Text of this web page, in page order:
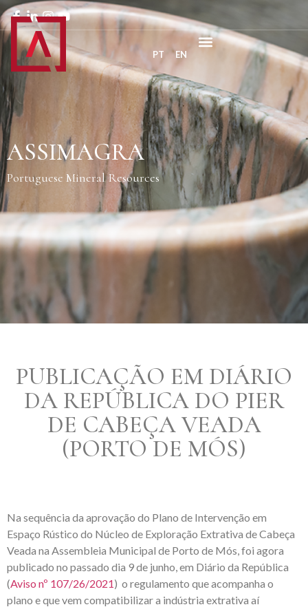
PT EN
ASSIMAGRA
Portuguese Mineral Resources
PUBLICAÇÃO EM DIÁRIO
DA REPÚBLICA DO PIER
DE CABEÇA VEADA
(PORTO DE MÓS)
Na sequência da aprovação do Plano de Intervenção em
Espaço Rústico do Núcleo de Exploração Extrativa de Cabeça
Veada na Assembleia Municipal de Porto de Mós, foi agora
publicado no passado dia 9 de junho, em Diário da República
(Aviso nº 107/26/2021) o regulamento que acompanha o
plano e que vem compatibilizar a indústria extrativa aí